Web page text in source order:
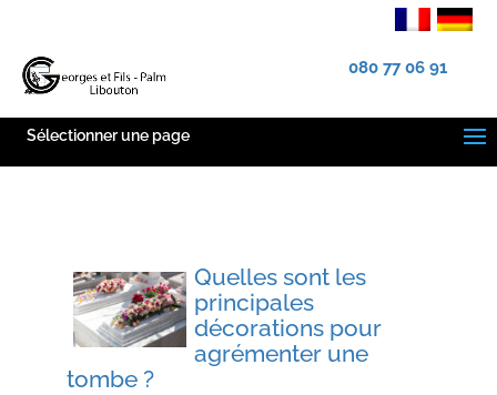
080 77 06 91
Sélectionner une page
Quelles sont les
principales
décorations pour
agrémenter une
tombe ?